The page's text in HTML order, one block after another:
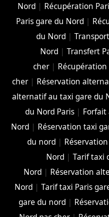
Nord | Récupération
Paris gare du Nord|
du Nord |
Nord |Transfert
cher |
cher| Réservation
alternatif au taxi gare du
du Nord Paris|
Nord | Réservation taxi
du nord|
Nord| Tarif taxi
Nord| Réservation
Nord |Tarif taxi Paris
gare du nord |